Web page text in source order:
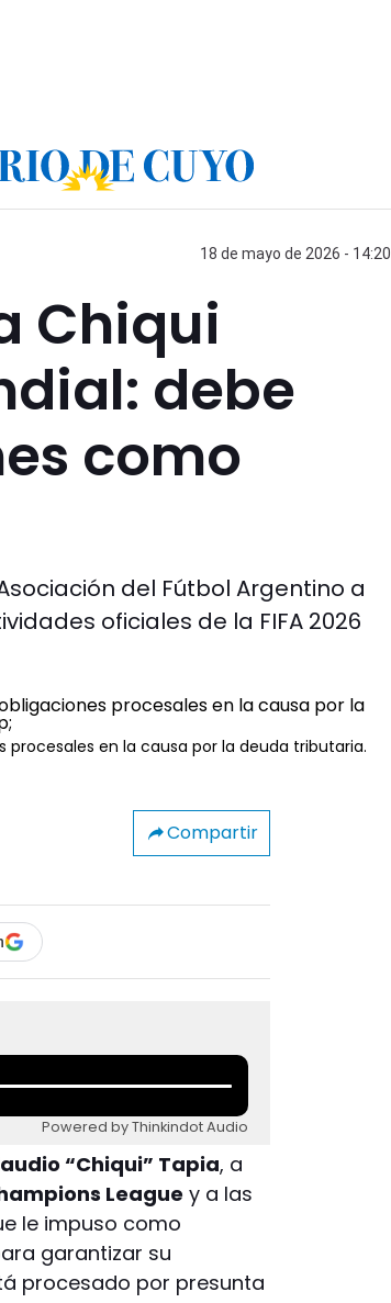
18 de mayo de 2026 - 14:20
Chiqui
debe
como
del Fútbol Argentino a
oficiales de la FIFA 2026
en la causa por la deuda tributaria.
Compartir
Powered by Thinkindot Audio
“Chiqui” Tapia, a
League y a las
le impuso como
garantizar su
procesado por presunta